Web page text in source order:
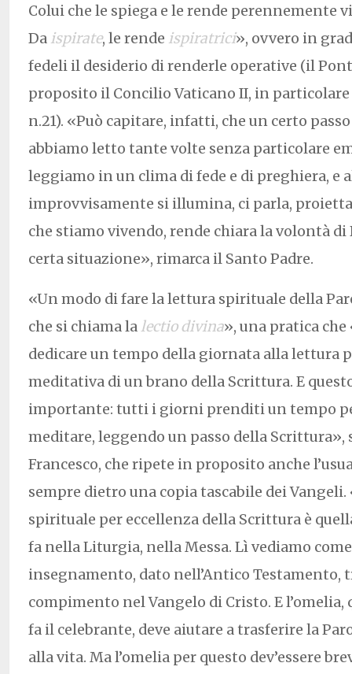
Colui che le spiega e le rende perennemente
Da ispirate, le rende ispiratrici», ovvero in
fedeli il desiderio di renderle operative (il
proposito il Concilio Vaticano II, in
n.21). «Può capitare, infatti, che un certo
abbiamo letto tante volte senza particolare
leggiamo in un clima di fede e di preghiera, e
improvvisamente si illumina, ci parla,
che stiamo vivendo, rende chiara la volontà
certa situazione», rimarca il Santo Padre.
«Un modo di fare la lettura spirituale della
che si chiama lalectio divina», una pratica
dedicare un tempo della giornata alla lettura
meditativa di un brano della Scrittura. E
importante: tutti i giorni prenditi un tempo
meditare, leggendo un passo della Scrittura»,
Francesco, che ripete in proposito anche
sempre dietro una copia tascabile dei
spirituale per eccellenza della Scrittura è
fa nella Liturgia, nella Messa. Lì vediamo
insegnamento, dato nell’Antico Testamento,
compimento nel Vangelo di Cristo. E l’omelia,
fa il celebrante, deve aiutare a trasferire la
alla vita. Ma l’omelia per questo dev’essere